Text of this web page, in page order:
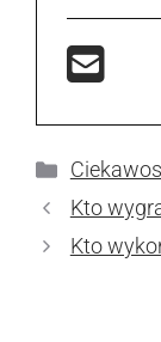
Kategorie
Kto
Kto